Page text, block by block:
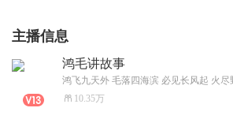
主播信息
鸿毛讲故事
10.35万